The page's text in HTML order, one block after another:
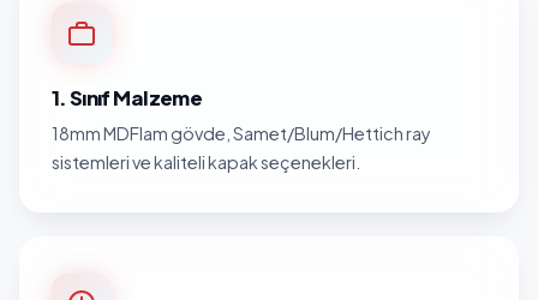
1. Sınıf Malzeme
18mm MDFlam gövde, Samet/Blum/Hettich ray
sistemleri ve kaliteli kapak seçenekleri.